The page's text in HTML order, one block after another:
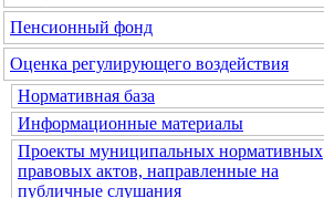
Пенсионный фонд
Оценка регулирующего воздействия
Нормативная база
Информационные материалы
Проекты муниципальных нормативных
правовых актов, направленные на
публичные слушания